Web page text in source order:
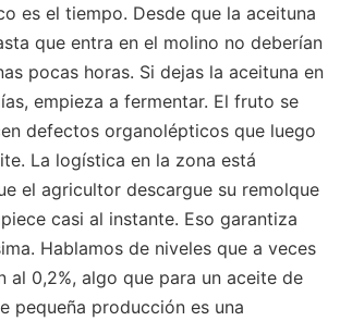
es el tiempo. Desde que la aceituna
que entra en el molino no deberían
pocas horas. Si dejas la aceituna en
empieza a fermentar. El fruto se
defectos organolépticos que luego
La logística en la zona está
el agricultor descargue su remolque
casi al instante. Eso garantiza
Hablamos de niveles que a veces
al 0,2%, algo que para un aceite de
pequeña producción es una